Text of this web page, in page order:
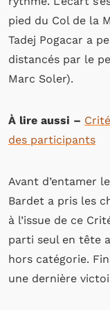
pied du Col de la
Tadej Pogacar a
distancés par le
Marc Soler).
À lire aussi –
des participants
Avant d’entamer
Bardet a pris les
à l’issue de ce
parti seul en tête
hors catégorie.
une dernière